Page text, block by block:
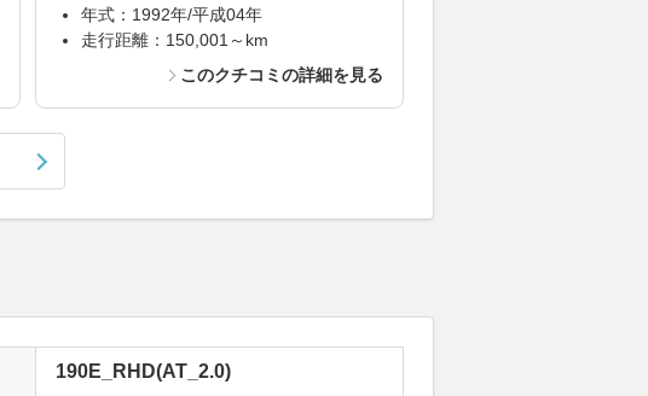
年式：1992年/平成04年
走行距離：150,001～km
このクチコミの詳細を見る
190E_RHD(AT_2.0)